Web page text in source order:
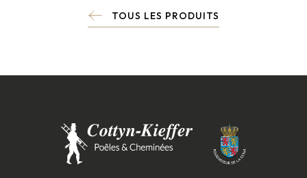
TOUS LES PRODUITS